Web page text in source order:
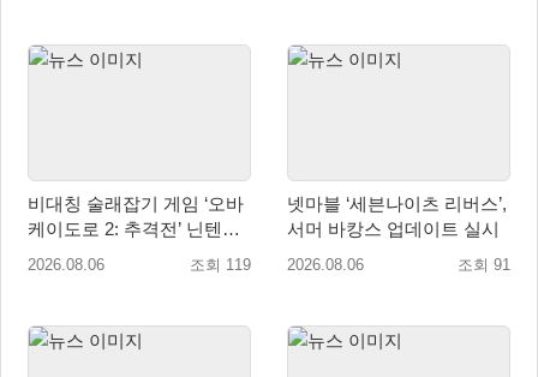
비대칭 술래잡기 게임 ‘오바
케이도로 2: 추격전’ 닌텐도
eShop 출시
2026.08.06 조회 119
넷마블 ‘세븐나이츠 리버스’,
서머 바캉스 업데이트 실시
2026.08.06 조회 91